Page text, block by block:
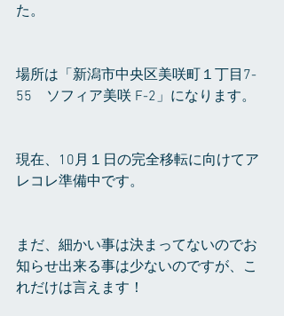
た。
場所は「新潟市中央区美咲町１丁目7-
55　ソフィア美咲 F-2」になります。
現在、10月１日の完全移転に向けてア
レコレ準備中です。
まだ、細かい事は決まってないのでお
知らせ出来る事は少ないのですが、こ
れだけは言えます！